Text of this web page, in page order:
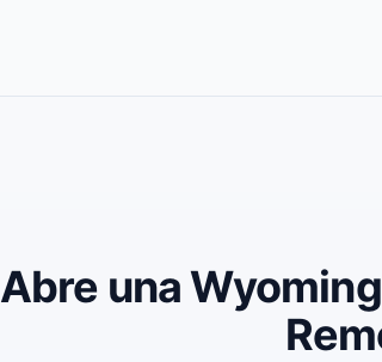
Abre una